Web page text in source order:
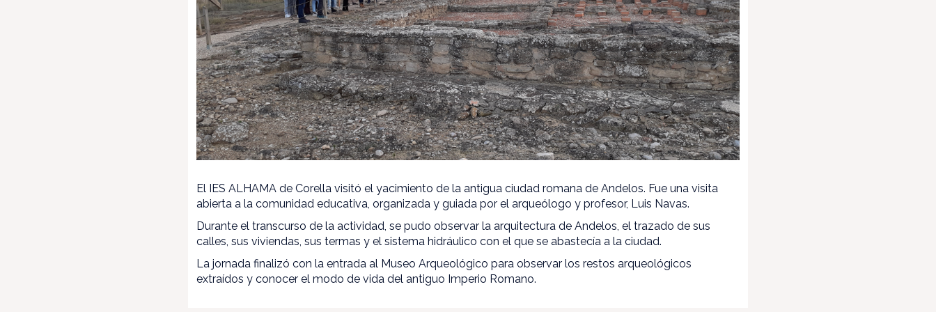
El IES ALHAMA de Corella visitó el yacimiento de la antigua ciudad romana de Andelos. Fue una visita
abierta a la comunidad educativa, organizada y guiada por el arqueólogo y profesor, Luis Navas.
Durante el transcurso de la actividad, se pudo observar la arquitectura de Andelos, el trazado de sus
calles, sus viviendas, sus termas y el sistema hidráulico con el que se abastecía a la ciudad.
La jornada finalizó con la entrada al Museo Arqueológico para observar los restos arqueológicos
extraídos y conocer el modo de vida del antiguo Imperio Romano.